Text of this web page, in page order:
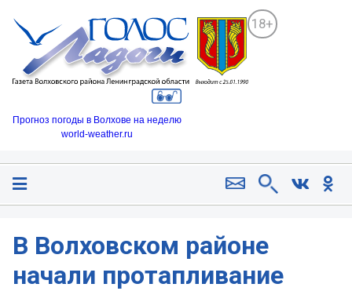
18+
Прогноз погоды в Волхове на неделю
world-weather.ru
В Волховском районе
начали протапливание